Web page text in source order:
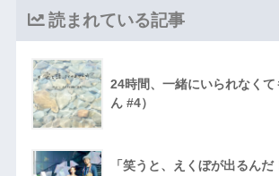
読まれている記事
24時間、一緒にいられなくて
ん #4）
「笑うと、えくぼが出るん